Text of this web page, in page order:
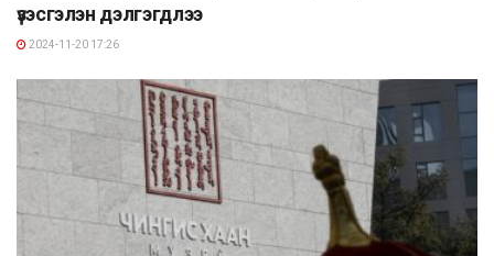
үзэсгэлэн дэлгэгдлээ
2024-11-20 17:26